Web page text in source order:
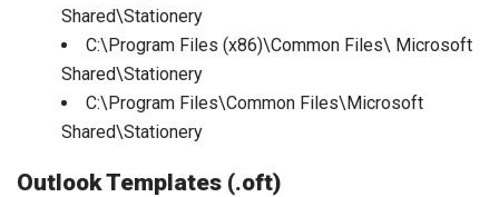
Shared\Stationery
C:\Program Files (x86)\Common Files\ Microsoft
Shared\Stationery
C:\Program Files\Common Files\Microsoft
Shared\Stationery
Outlook Templates (.oft)